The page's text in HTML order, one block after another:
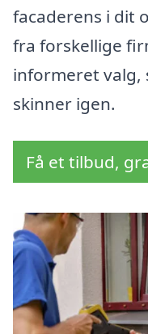
facaderens i dit
fra forskellige
informeret valg,
skinner igen.
Få et tilbud,